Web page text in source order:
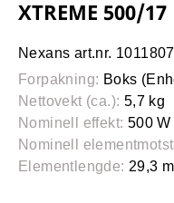
XTREME 500/
Nexans art.nr.
Forpakning: Boks
Nettovekt (ca.): 5,7 kg
Nominell effekt: 500 W
Nominell
Elementlengde: 29,3 m